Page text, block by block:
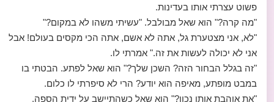
פשוט עצרתי אותו בעדינות.
"מה קרה?" הוא שאל מבולבל. "עשיתי משהו לא במקום?"
"לא, אני מצטערת גל, אתה לא אשם, אתה הכי מקסים בעולם! אבל
אני לא יכולה לעשות את זה." אמרתי לו.
"זה בגלל הבחור הזה? השכן שלך?" הוא שאל לפתע. הבטתי בו
במבט מופתע, מאיפה הוא יודע? הרי לא סיפרתי לו כלום.
"את אוהבת אותו נכון?" הוא שאל כשהתיישב על ידית הספה.